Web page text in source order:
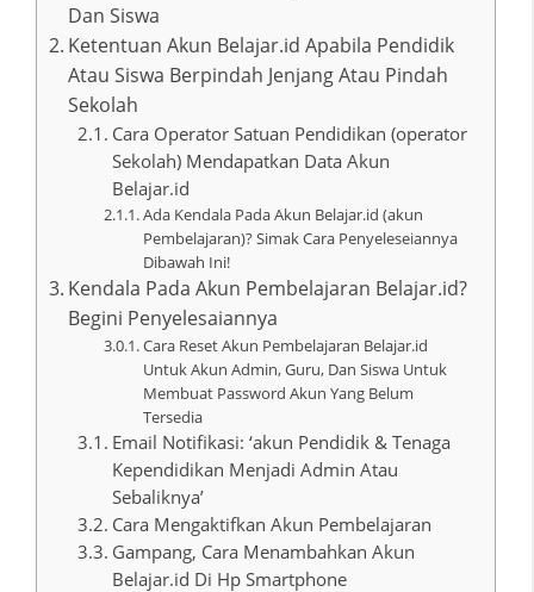
Dan Siswa
Ketentuan Akun Belajar.id Apabila Pendidik
Atau Siswa Berpindah Jenjang Atau Pindah
Sekolah
Cara Operator Satuan Pendidikan (operator
Sekolah) Mendapatkan Data Akun
Belajar.id
Ada Kendala Pada Akun Belajar.id (akun
Pembelajaran)? Simak Cara Penyeleseiannya
Dibawah Ini!
Kendala Pada Akun Pembelajaran Belajar.id?
Begini Penyelesaiannya
Cara Reset Akun Pembelajaran Belajar.id
Untuk Akun Admin, Guru, Dan Siswa Untuk
Membuat Password Akun Yang Belum
Tersedia
Email Notifikasi: ‘akun Pendidik & Tenaga
Kependidikan Menjadi Admin Atau
Sebaliknya’
Cara Mengaktifkan Akun Pembelajaran
Gampang, Cara Menambahkan Akun
Belajar.id Di Hp Smartphone